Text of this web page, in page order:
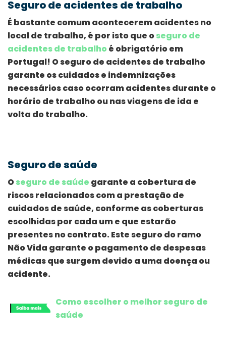
Seguro de acidentes de trabalho
É bastante comum acontecerem acidentes no
local de trabalho, é por isto que oseguro de
acidentes de trabalho é obrigatório em
Portugal! O seguro de acidentes de trabalho
garante os cuidados e indemnizações
necessários caso ocorram acidentes durante o
horário de trabalho ou nas viagens de ida e
volta do trabalho.
Seguro de saúde
Oseguro de saúde garante a cobertura de
riscos relacionados com a prestação de
cuidados de saúde, conforme as coberturas
escolhidas por cada um e que estarão
presentes no contrato. Este seguro do ramo
Não Vida garante o pagamento de despesas
médicas que surgem devido a uma doença ou
acidente.
Como escolher o melhor seguro de
saúde